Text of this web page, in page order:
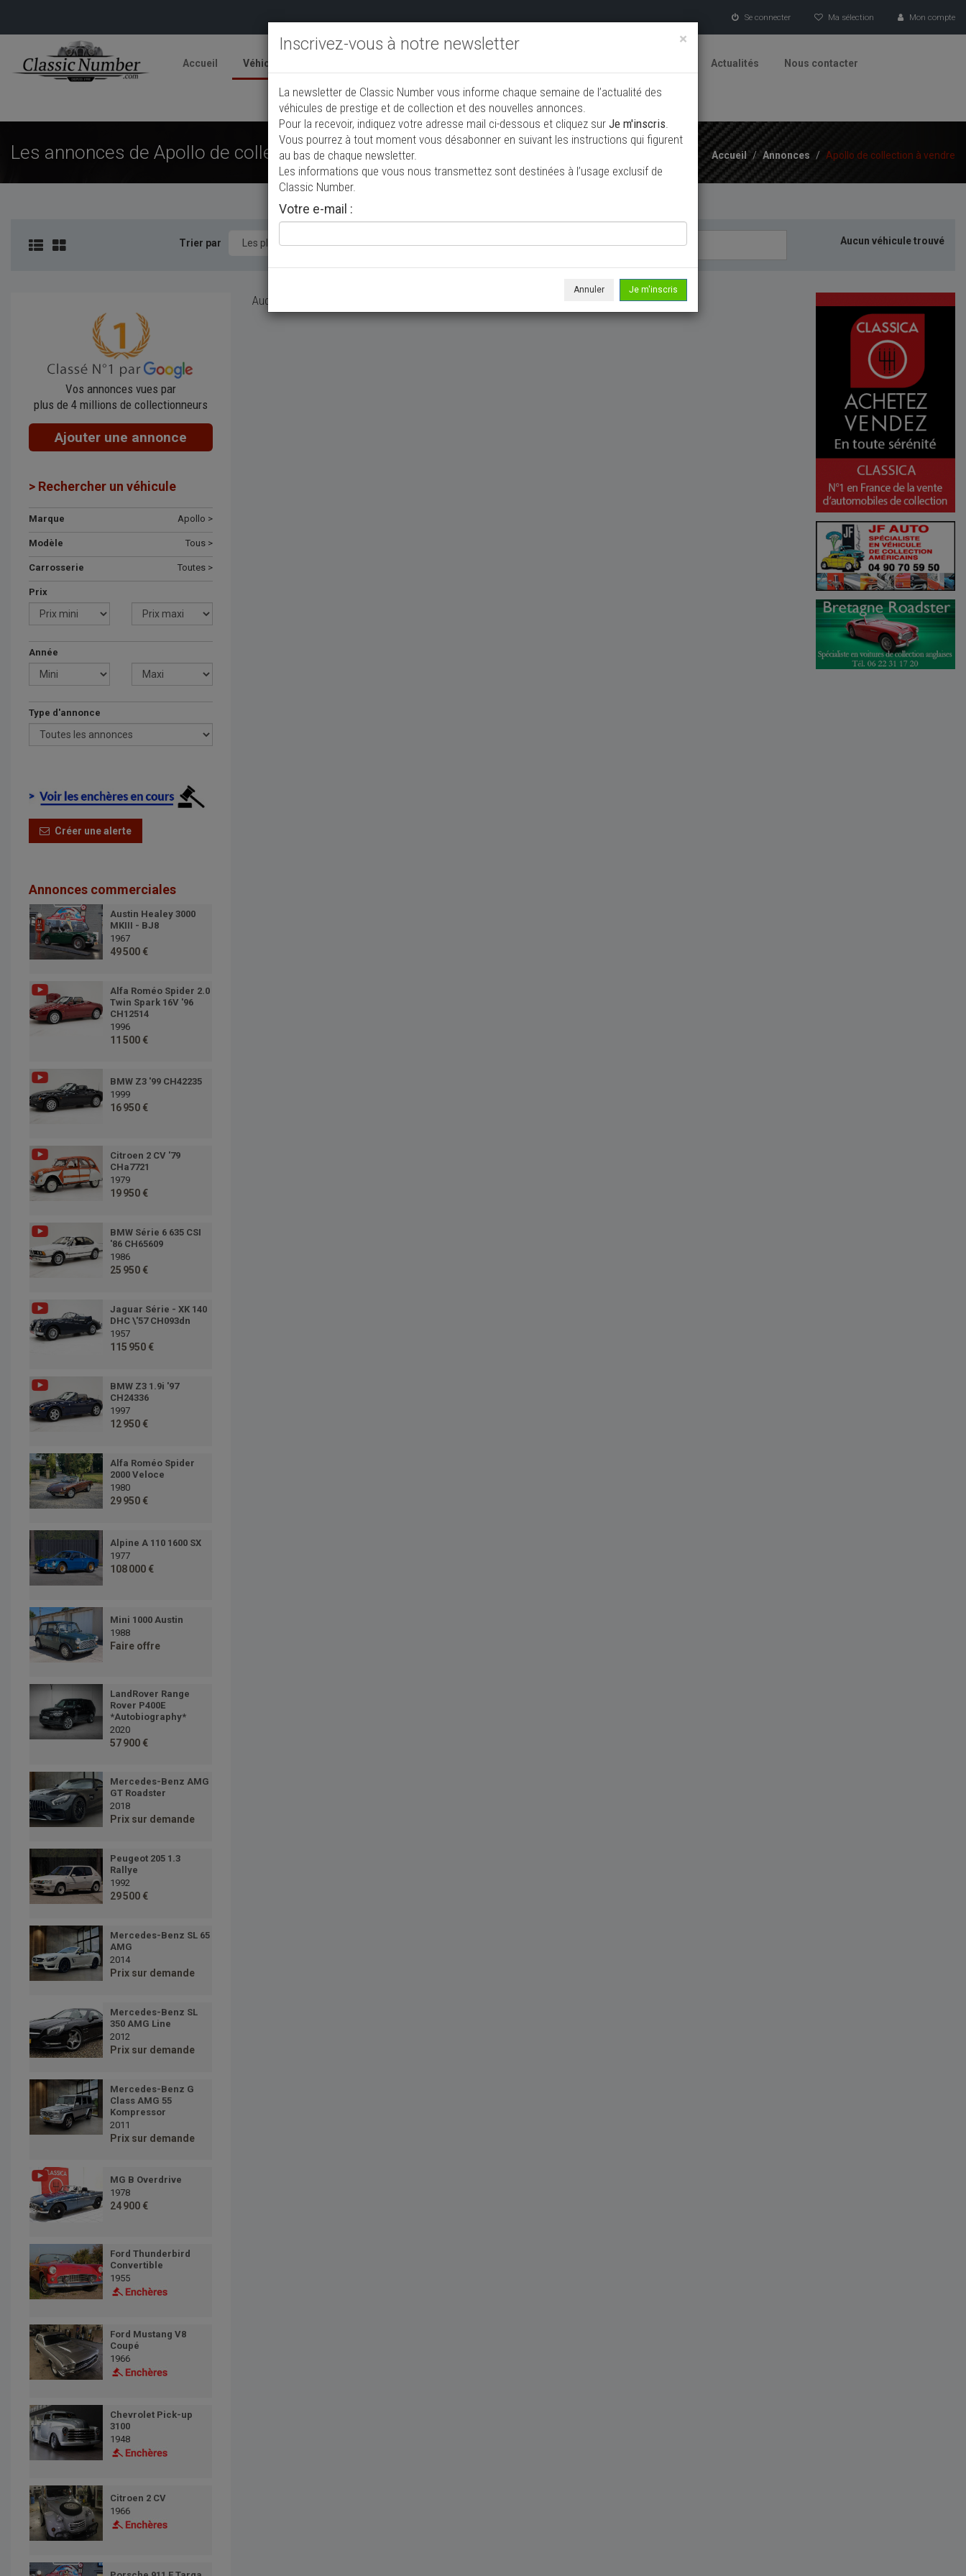
Se connecter Ma sélection Mon compte
Accueil Véhicules Actualités Nous contacter
Ajouter une annonce
Les annonces de Apollo de collection à vendre Accueil / Annonces / Apollo de collection à vendre
Trier par Aucun véhicule trouvé
Vos annonces vues par
plus de 4 millions de collectionneurs
Ajouter une annonce
> Rechercher un véhicule
Marque Apollo >
Modèle Tous >
Carrosserie Toutes >
Prix
Année
Type d'annonce
Créer une alerte
Annonces commerciales
Austin Healey 3000
MKIII - BJ8
1967
49 500 €
Alfa Roméo Spider 2.0
Twin Spark 16V '96
CH12514
1996
11 500 €
BMW Z3 '99 CH42235
1999
16 950 €
Citroen 2 CV '79
CHa7721
1979
19 950 €
BMW Série 6 635 CSI
'86 CH65609
1986
25 950 €
Jaguar Série - XK 140
DHC \'57 CH093dn
1957
115 950 €
BMW Z3 1.9i '97
CH24336
1997
12 950 €
Alfa Roméo Spider
2000 Veloce
1980
29 950 €
Alpine A 110 1600 SX
1977
108 000 €
Mini 1000 Austin
1988
Faire offre
LandRover Range
Rover P400E
*Autobiography*
2020
57 900 €
Mercedes-Benz AMG
GT Roadster
2018
Prix sur demande
Peugeot 205 1.3
Rallye
1992
29 500 €
Mercedes-Benz SL 65
AMG
2014
Prix sur demande
Mercedes-Benz SL
350 AMG Line
2012
Prix sur demande
Mercedes-Benz G
Class AMG 55
Kompressor
2011
Prix sur demande
MG B Overdrive
1978
24 900 €
Ford Thunderbird
Convertible
1955
Ford Mustang V8
Coupé
1966
Chevrolet Pick-up
3100
1948
Citroen 2 CV
1966
Aucun véhicule ne correspond à votre recherche, veuillez modifier vos critères de recherche...
×
Inscrivez-vous à notre newsletter
La newsletter de Classic Number vous informe chaque semaine de l’actualité des
véhicules de prestige et de collection et des nouvelles annonces.
Pour la recevoir, indiquez votre adresse mail ci-dessous et cliquez sur Je m'inscris.
Vous pourrez à tout moment vous désabonner en suivant les instructions qui figurent
au bas de chaque newsletter.
Les informations que vous nous transmettez sont destinées à l’usage exclusif de
Classic Number.
Votre e-mail :
Annuler Je m'inscris